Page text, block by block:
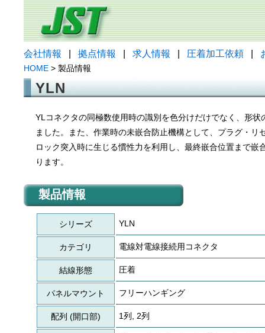
会社情報 拠点情報 求人情報 圧着加工依頼
HOME > 製品情報
YLN
YLコネクタの同極数使用時の識別を色分けだけでなく、形状
ました。また、作業時の未嵌合防止機構として、プラグ・リ
ロック突入時に生じる慣性力を利用し、最終嵌合位置まで嵌
ります。
製品情報
シリーズ YLN
カテゴリ 電線対電線接続用コネクタ
結線形態 圧着
パネルマウント フリーハンギング
配列 (開口部) 1列, 2列